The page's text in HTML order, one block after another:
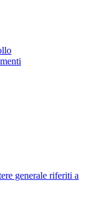
generale riferiti a